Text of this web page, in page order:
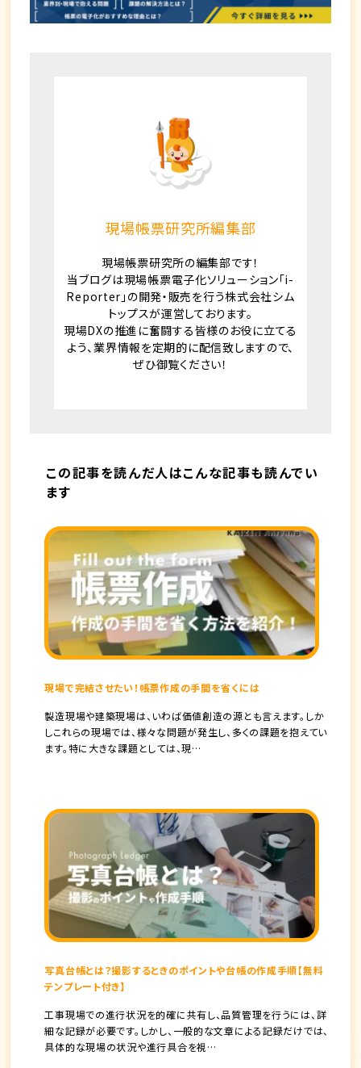
現場帳票研究所編集部
現場帳票研究所の編集部です！
当ブログは現場帳票電子化ソリューション「i-
Reporter」の開発・販売を行う株式会社シム
トップスが運営しております。
現場DXの推進に奮闘する皆様のお役に立てる
よう、業界情報を定期的に配信致しますので、
ぜひ御覧ください！
この記事を読んだ人はこんな記事も読んでい
ます
現場で完結させたい！帳票作成の手間を省くには
製造現場や建築現場は、いわば価値創造の源とも言えます。しか
しこれらの現場では、様々な問題が発生し、多くの課題を抱えてい
ます。特に大きな課題としては、現…
写真台帳とは？撮影するときのポイントや台帳の作成手順【無料
テンプレート付き】
工事現場での進行状況を的確に共有し、品質管理を行うには、詳
細な記録が必要です。しかし、一般的な文章による記録だけでは、
具体的な現場の状況や進行具合を視…